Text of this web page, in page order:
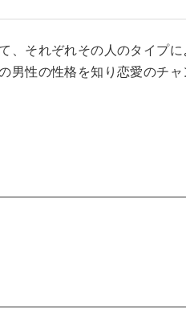
それぞれその人のタイプに
男性の性格を知り恋愛のチ